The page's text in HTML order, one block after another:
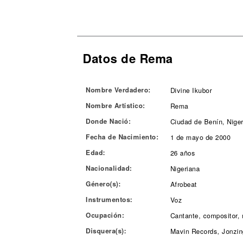
Datos de Rema
Nombre Verdadero:
Divine Ikubor
Nombre Artístico:
Rema
Donde Nació:
Ciudad de Benín,
Fecha de Nacimiento:
1 de mayo de 2000
Edad:
26 años
Nacionalidad:
Nigeriana
Género(s):
Afrobeat
Instrumentos:
Voz
Ocupación:
Cantante, compositor,
Disquera(s):
Mavin Records,